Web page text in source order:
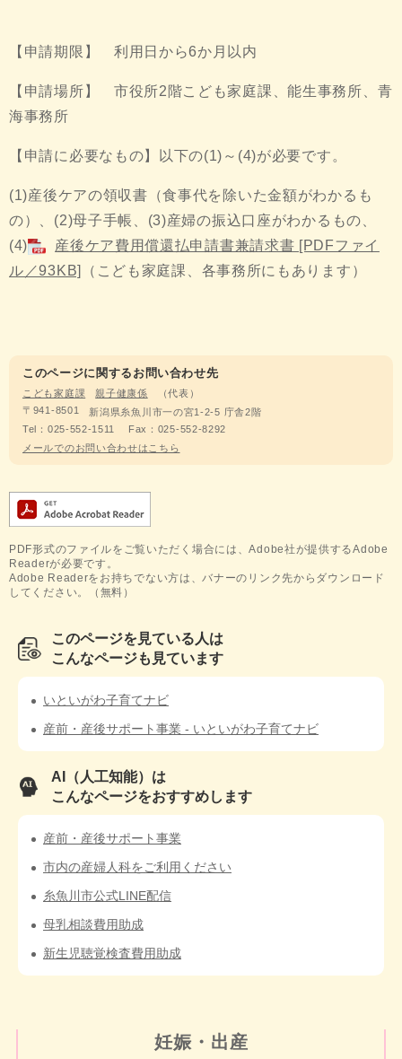
【申請期限】 利用日から6か月以内
【申請場所】 市役所2階こども家庭課、能生事務所、青
海事務所
【申請に必要なもの】以下の(1)～(4)が必要です。
(1)産後ケアの領収書（食事代を除いた金額がわかるも
の）、(2)母子手帳、(3)産婦の振込口座がわかるもの、
(4)
産後ケア費用償還払申請書兼請求書 [PDFファイ
ル／93KB]
（こども家庭課、各事務所にもあります）
このページに関するお問い合わせ先
こども家庭課 親子健康係
代表
〒941-8501
新潟県糸魚川市一の宮1-2-5 庁舎2階
Tel：025-552-1511
Fax：025-552-8292
メールでのお問い合わせはこちら
PDF形式のファイルをご覧いただく場合には、Adobe社が提供するAdobe
Readerが必要です。
Adobe Readerをお持ちでない方は、バナーのリンク先からダウンロード
してください。（無料）
このページを見ている人は
こんなページも見ています
いといがわ子育てナビ
産前・産後サポート事業 - いといがわ子育てナビ
AI（人工知能）は
こんなページをおすすめします
産前・産後サポート事業
市内の産婦人科をご利用ください
糸魚川市公式LINE配信
母乳相談費用助成
新生児聴覚検査費用助成
妊娠・出産